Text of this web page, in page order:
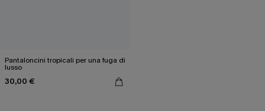
Pantaloncini tropicali per una fuga di
lusso
30,00 €